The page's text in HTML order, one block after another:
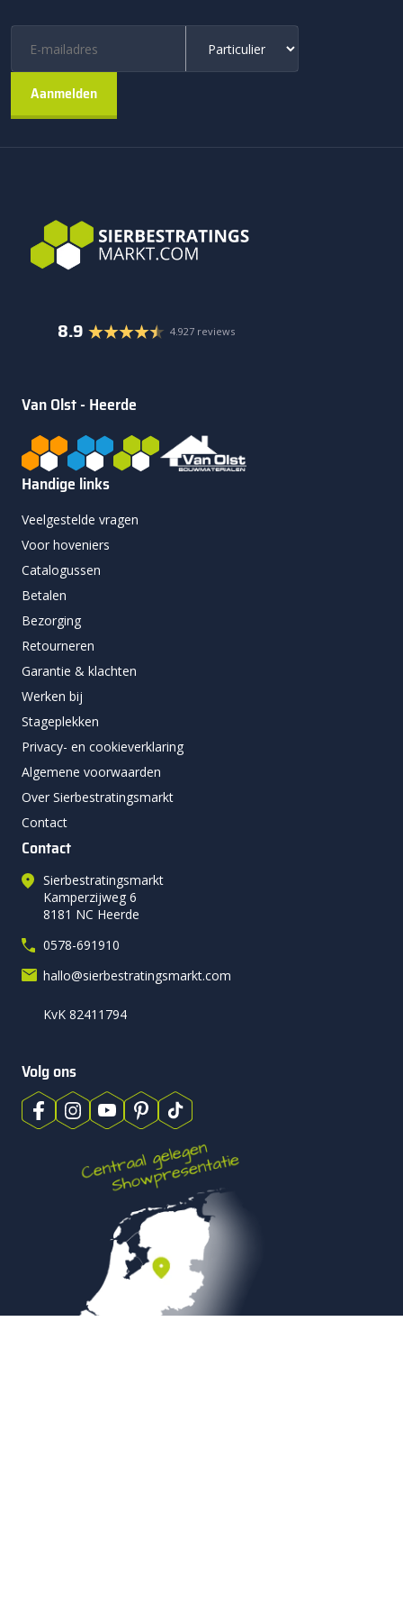
8.9 4.927 reviews
Van Olst - Heerde
Handige links
Veelgestelde vragen
Voor hoveniers
Catalogussen
Betalen
Bezorging
Retourneren
Garantie & klachten
Werken bij
Stageplekken
Privacy- en cookieverklaring
Algemene voorwaarden
Over Sierbestratingsmarkt
Contact
Contact
Sierbestratingsmarkt
Kamperzijweg 6
8181 NC Heerde
0578-691910
hallo@sierbestratingsmarkt.com
KvK 82411794
Volg ons